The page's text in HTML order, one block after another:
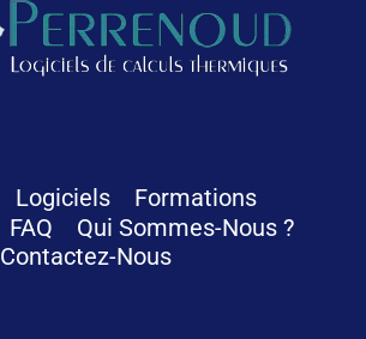
Logiciels
Formations
FAQ
Qui Sommes-Nous ?
Contactez-Nous